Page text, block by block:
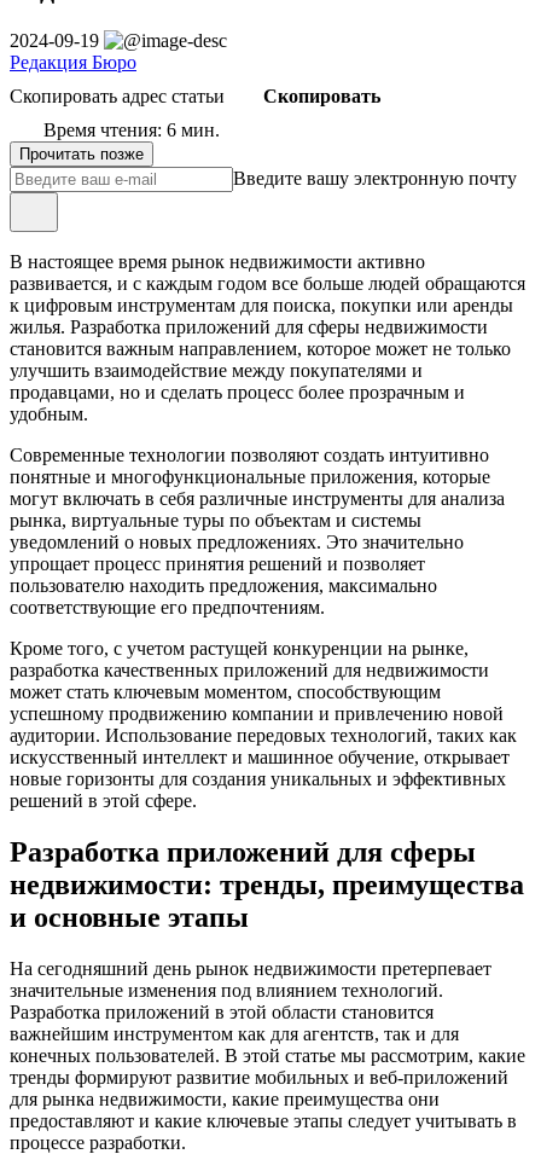
2024-09-19
Редакция Бюро
Скопировать адрес статьи
Скопировать
Время чтения: 6 мин.
Прочитать позже
Введите вашу электронную почту
В настоящее время рынок недвижимости активно
развивается, и с каждым годом все больше людей обращаются
к цифровым инструментам для поиска, покупки или аренды
жилья. Разработка приложений для сферы недвижимости
становится важным направлением, которое может не только
улучшить взаимодействие между покупателями и
продавцами, но и сделать процесс более прозрачным и
удобным.
Современные технологии позволяют создать интуитивно
понятные и многофункциональные приложения, которые
могут включать в себя различные инструменты для анализа
рынка, виртуальные туры по объектам и системы
уведомлений о новых предложениях. Это значительно
упрощает процесс принятия решений и позволяет
пользователю находить предложения, максимально
соответствующие его предпочтениям.
Кроме того, с учетом растущей конкуренции на рынке,
разработка качественных приложений для недвижимости
может стать ключевым моментом, способствующим
успешному продвижению компании и привлечению новой
аудитории. Использование передовых технологий, таких как
искусственный интеллект и машинное обучение, открывает
новые горизонты для создания уникальных и эффективных
решений в этой сфере.
Разработка приложений для сферы
недвижимости: тренды, преимущества
и основные этапы
На сегодняшний день рынок недвижимости претерпевает
значительные изменения под влиянием технологий.
Разработка приложений в этой области становится
важнейшим инструментом как для агентств, так и для
конечных пользователей. В этой статье мы рассмотрим, какие
тренды формируют развитие мобильных и веб-приложений
для рынка недвижимости, какие преимущества они
предоставляют и какие ключевые этапы следует учитывать в
процессе разработки.